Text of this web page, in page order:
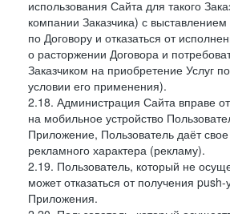
использования Сайта для такого
компании Заказчика) с
по Договору и отказаться от
о расторжении Договора и
Заказчиком на приобретение Услуг
условии его применения).
2.18. Администрация Сайта вправе
на мобильное устройство
Приложение, Пользователь даёт
рекламного характера (рекламу).
2.19. Пользователь, который не
может отказаться от получения
Приложения.